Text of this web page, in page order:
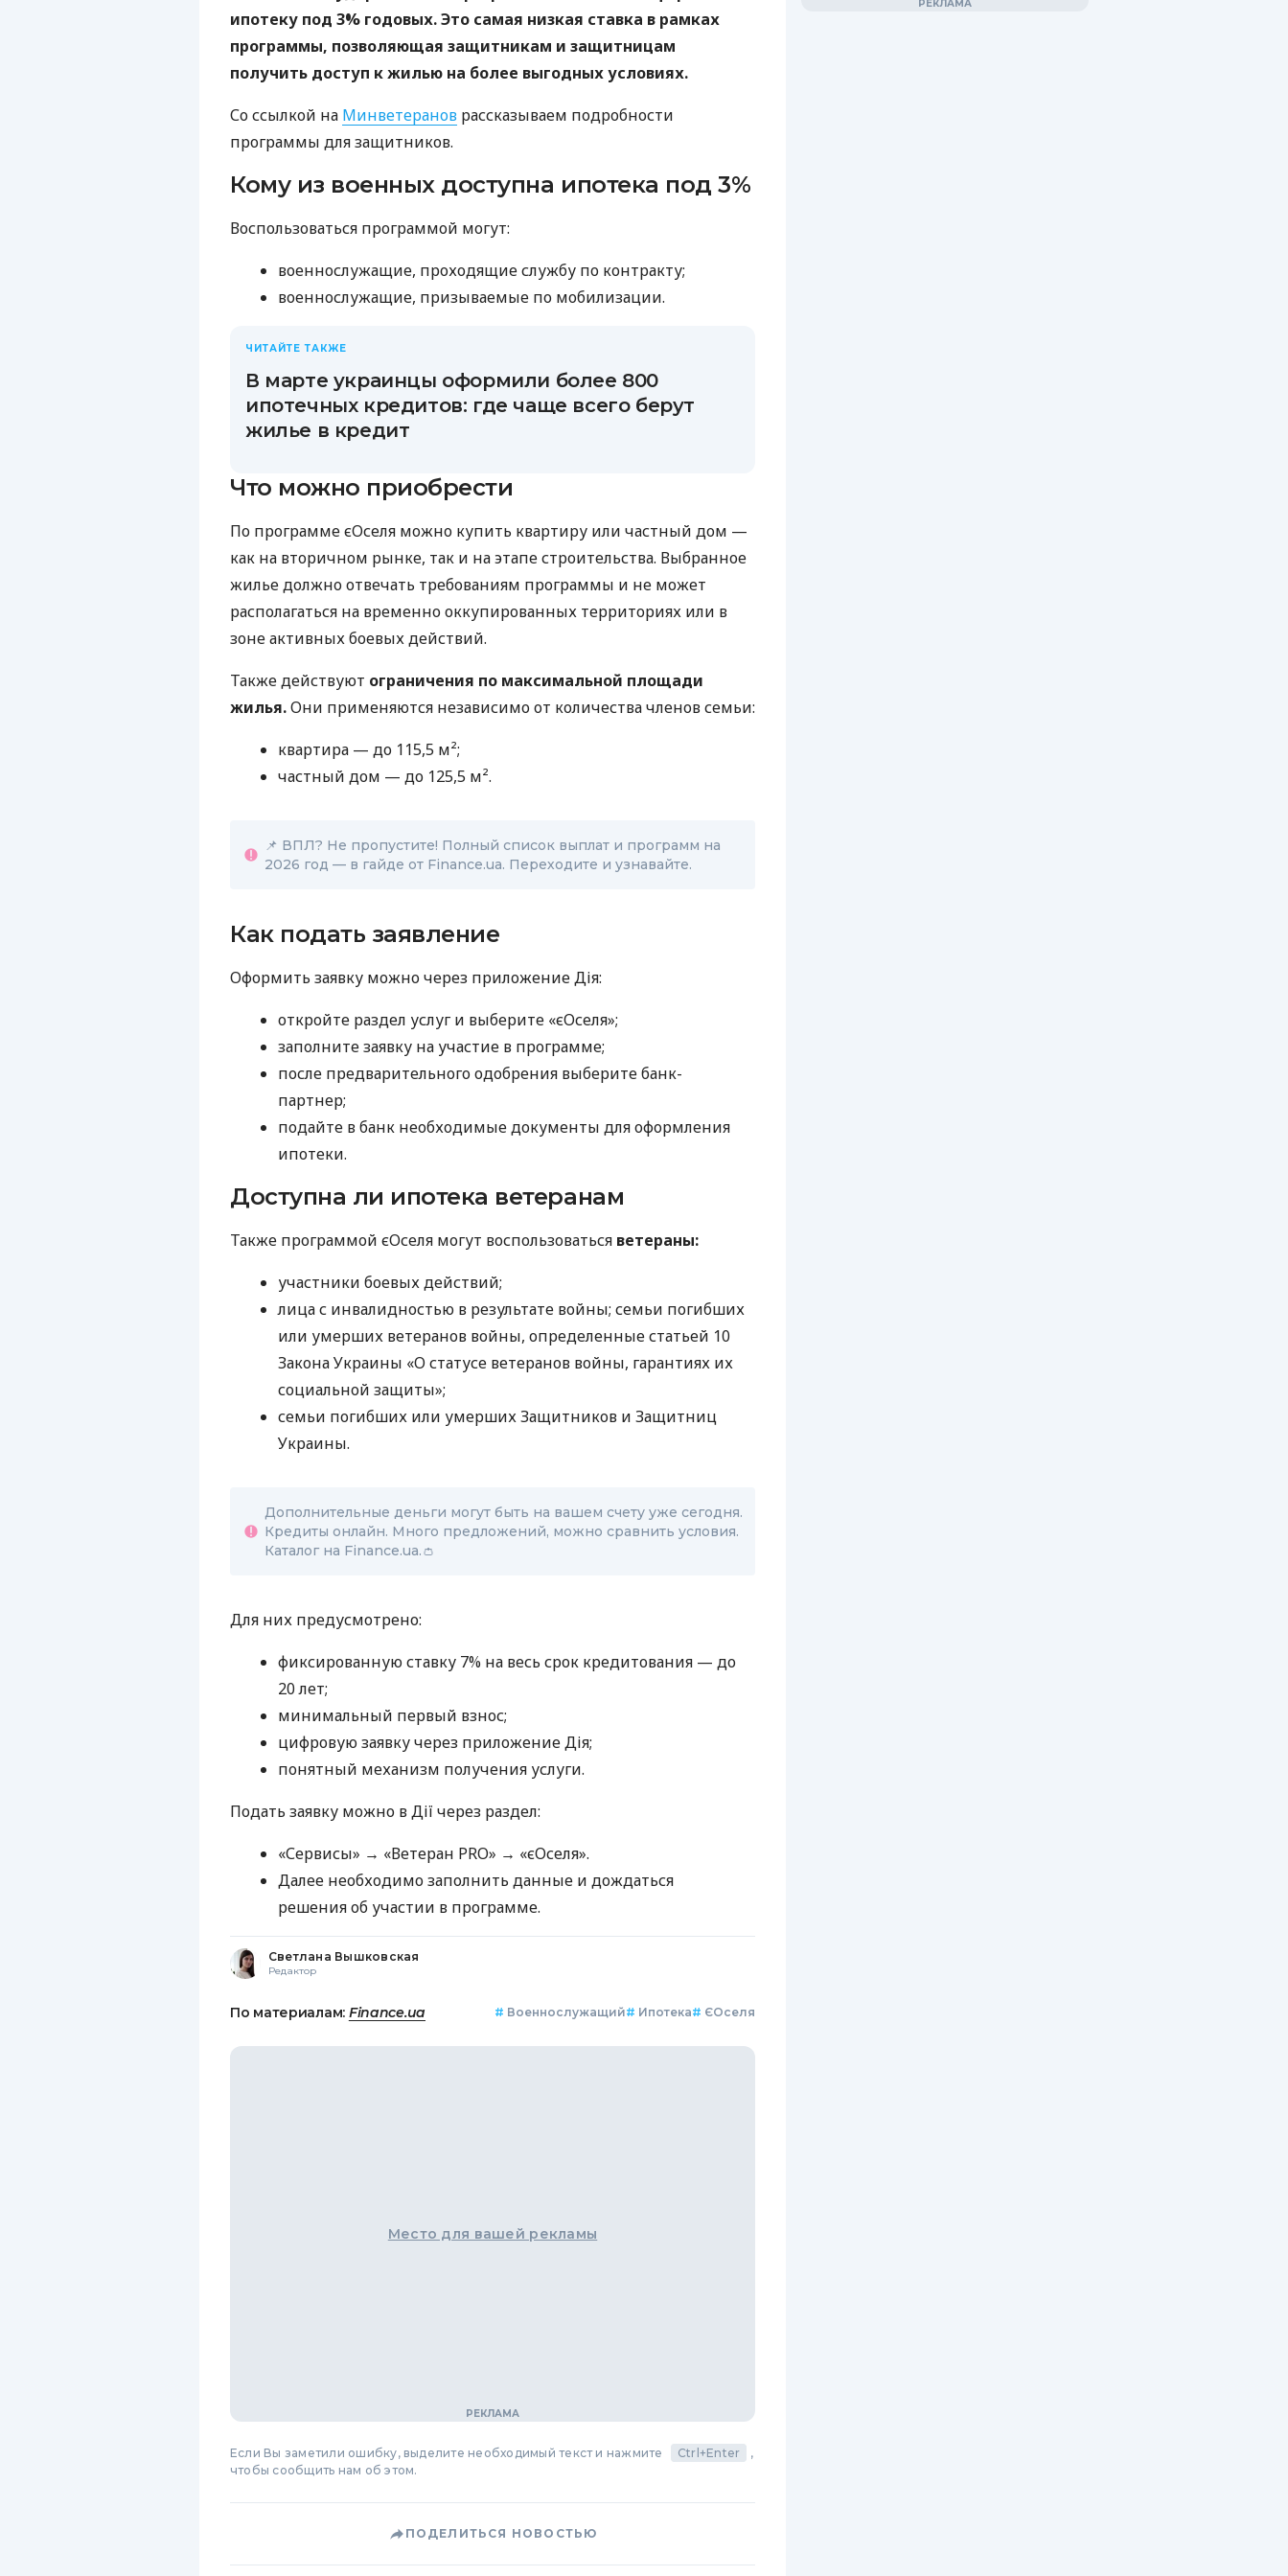
ипотеку под 3% годовых. Это самая низкая ставка в рамках
программы, позволяющая защитникам и защитницам
получить доступ к жилью на более выгодных условиях.
Со ссылкой на Минветеранов рассказываем подробности
программы для защитников.
Кому из военных доступна ипотека под 3%
Воспользоваться программой могут:
военнослужащие, проходящие службу по контракту;
военнослужащие, призываемые по мобилизации.
ЧИТАЙТЕ ТАКЖЕ
В марте украинцы оформили более 800
ипотечных кредитов: где чаще всего берут
жилье в кредит
Что можно приобрести
По программе єОселя можно купить квартиру или частный дом —
как на вторичном рынке, так и на этапе строительства. Выбранное
жилье должно отвечать требованиям программы и не может
располагаться на временно оккупированных территориях или в
зоне активных боевых действий.
Также действуют ограничения по максимальной площади
жилья.Они применяются независимо от количества членов семьи:
квартира — до 115,5 м²;
частный дом — до 125,5 м².
📌 ВПЛ? Не пропустите! Полный список выплат и программ на
2026 год — в гайде от Finance.ua. Переходите и узнавайте.
Как подать заявление
Оформить заявку можно через приложение Дія:
откройте раздел услуг и выберите «єОселя»;
заполните заявку на участие в программе;
после предварительного одобрения выберите банк-
партнер;
подайте в банк необходимые документы для оформления
ипотеки.
Доступна ли ипотека ветеранам
Также программой єОселя могут воспользоваться ветераны:
участники боевых действий;
лица с инвалидностью в результате войны; семьи погибших
или умерших ветеранов войны, определенные статьей 10
Закона Украины «О статусе ветеранов войны, гарантиях их
социальной защиты»;
семьи погибших или умерших Защитников и Защитниц
Украины.
Дополнительные деньги могут быть на вашем счету уже сегодня.
Кредиты онлайн. Много предложений, можно сравнить условия.
Каталог на Finance.ua.👛
Для них предусмотрено:
фиксированную ставку 7% на весь срок кредитования — до
20 лет;
минимальный первый взнос;
цифровую заявку через приложение Дія;
понятный механизм получения услуги.
Подать заявку можно в Дії через раздел:
«Сервисы» → «Ветеран PRO» → «єОселя».
Далее необходимо заполнить данные и дождаться
решения об участии в программе.
Светлана Вышковская
Редактор
По материалам: Finance.ua # Военнослужащий# Ипотека# ЄОселя
Место для вашей рекламы
Если Вы заметили ошибку, выделите необходимый текст и нажмите Ctrl+Enter
,
чтобы сообщить нам об этом.
ПОДЕЛИТЬСЯ НОВОСТЬЮ